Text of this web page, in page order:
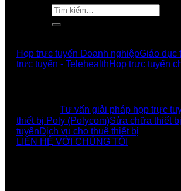
Tìm
kiếm:
Họp trực tuyến Doanh nghiệpGiáo dục
trực tuyến - TelehealthHọp trực tuyến
Tư vấn giải pháp họp trực
thiết bị Poly (Polycom)Sửa chữa thiết
tuyếnDịch vụ cho thuê thiết bị
LIÊN HỆ VỚI CHÚNG TÔI